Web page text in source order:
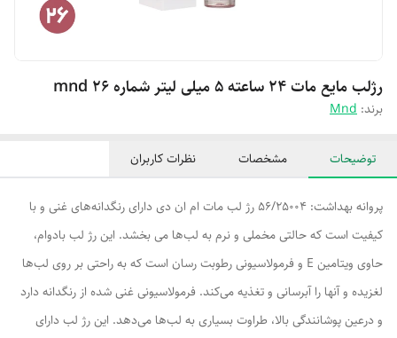
رژلب مایع مات ۲۴ ساعته ۵ میلی لیتر شماره ۲۶ mnd
برند: Mnd
توضیحات مشخصات نظرات کاربران
پروانه بهداشت: 56/25004 رژ لب مات ام ان دی دارای رنگدانه‌های غنی و با
کیفیت است که حالتی مخملی و نرم به لب‌ها می بخشد. این رژ لب بادوام،
حاوی ویتامین E و فرمولاسیونی رطوبت رسان است که به راحتی بر روی لب‌ها
لغزیده و آنها را آبرسانی و تغذیه می‌کند. فرمولاسیونی غنی شده از رنگدانه دارد
و درعین پوشانندگی بالا، طراوت بسیاری به لب‌ها می‌دهد. این رژ لب دارای